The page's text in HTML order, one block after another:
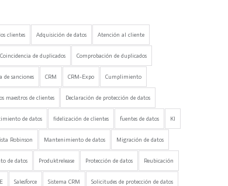
clientes Adquisición de datos Atención al cliente
Coincidencia de duplicados Comprobación de duplicados
de sanciones CRM CRM-Expo Cumplimiento
maestros de clientes Declaración de protección de datos
de datos fidelización de clientes fuentes de datos KI
Robinson Mantenimiento de datos Migración de datos
de datos Produktrelease Protección de datos Reubicación
Salesforce Sistema CRM Solicitudes de protección de datos